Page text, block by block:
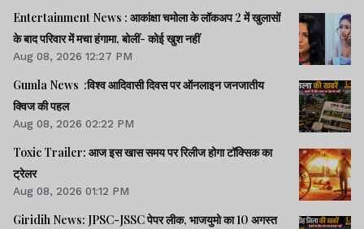
Entertainment News : आकांक्षा चमोला के लॉकअप 2 में खुलासों
के बाद परिवार में मचा हंगामा, बोलीं- कोई खुश नहीं
Aug 08, 2026 12:27 PM
Gumla News :विश्व आदिवासी दिवस पर ऑनलाइन जनजातीय
क्विज की पहल
Aug 08, 2026 02:22 PM
Toxic Trailer: आज इस खास समय पर रिलीज होगा टॉक्सिक का
ट्रेलर
Aug 08, 2026 01:12 PM
Giridih News: JPSC-JSSC पेपर लीक, भाजयुमो का 10 अगस्त